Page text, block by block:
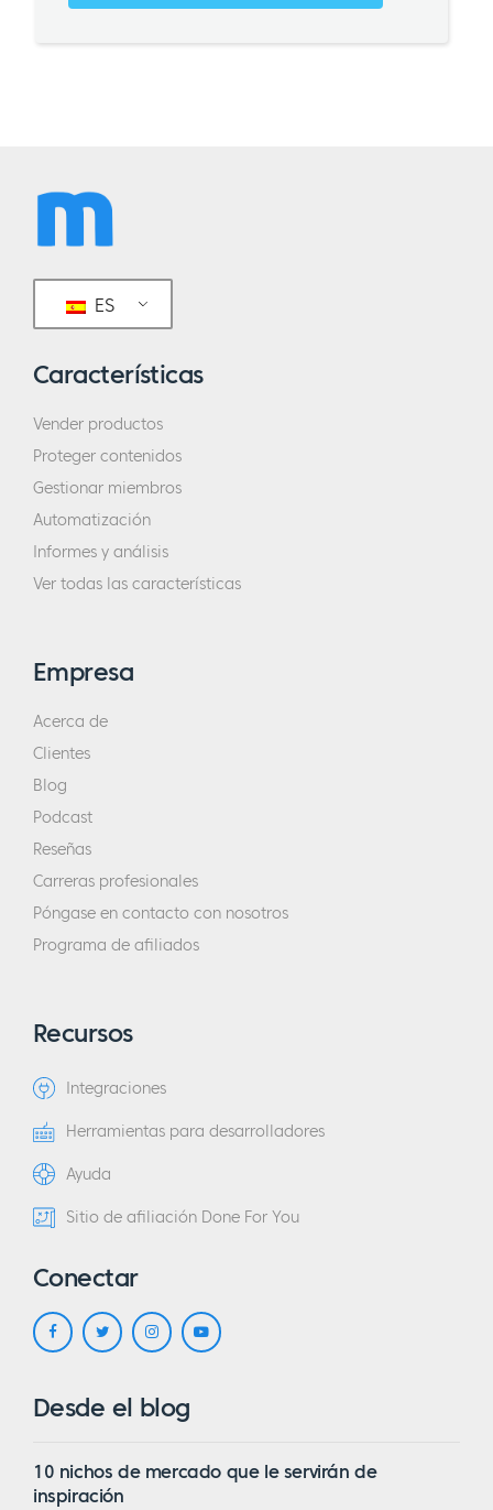
ES
Características
Vender productos
Proteger contenidos
Gestionar miembros
Automatización
Informes y análisis
Ver todas las características
Empresa
Acerca de
Clientes
Blog
Podcast
Reseñas
Carreras profesionales
Póngase en contacto con nosotros
Programa de afiliados
Recursos
Integraciones
Herramientas para desarrolladores
Ayuda
Sitio de afiliación Done For You
Conectar
Desde el blog
10 nichos de mercado que le servirán de
inspiración